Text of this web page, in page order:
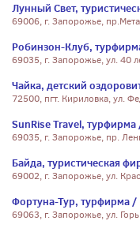
Лунный Свет,
69006, г. Запорожье,
Робинзон-Клуб,
69035, г. Запорожье, ул. 40
Чайка, детский
72500, пгт. Кириловка, ул.
SunRise Travel,
69035, г. Запорожье, пр.
Байда, туристическая
69002, г. Запорожье, ул.
Фортуна-Тур, турфирма
69063, г. Запорожье, ул.